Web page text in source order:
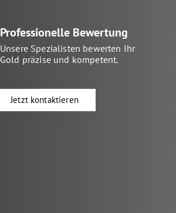
Professionelle Bewertung
Unsere Spezialisten bewerten Ihr
Gold präzise und kompetent.
Jetzt kontaktieren